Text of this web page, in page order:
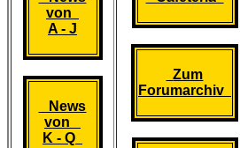
von
A - J
News
von
K - Q
Zum
Forumarchiv